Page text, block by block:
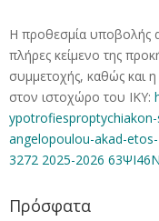
H προθεσμία υποβολής
πλήρες κείμενο της
συμμετοχής, καθώς και
στον ιστοχώρο του ΙΚΥ:
angelopoulou-akad-
3272 2025-2026
Πρόσφατα